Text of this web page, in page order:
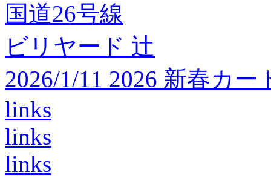
国道26号線
ビリヤード 辻
2026/1/11 2026 新春カ
links
links
links